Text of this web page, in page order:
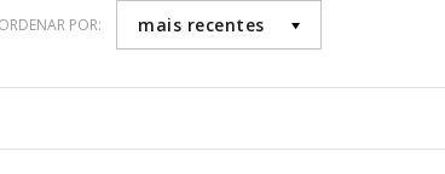
ORDENAR POR: mais recentes